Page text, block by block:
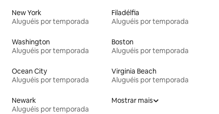
New York
Aluguéis por temporada
Filadélfia
Aluguéis por temporada
Washington
Aluguéis por temporada
Boston
Aluguéis por temporada
Ocean City
Aluguéis por temporada
Virginia Beach
Aluguéis por temporada
Newark
Aluguéis por temporada
Mostrar mais